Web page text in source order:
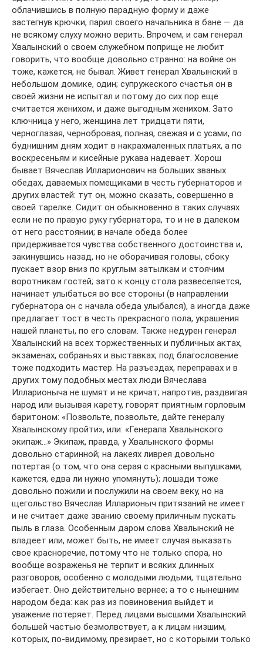
облачившись в полную парадную форму и даже
застегнув крючки, парил своего начальника в бане — да
не всякому слуху можно верить. Впрочем, и сам генерал
Хвалынский о своем служебном поприще не любит
говорить, что вообще довольно странно: на войне он
тоже, кажется, не бывал. Живет генерал Хвалынский в
небольшом домике, один; супружеского счастья он в
своей жизни не испытал и потому до сих пор еще
считается женихом, и даже выгодным женихом. Зато
ключница у него, женщина лет тридцати пяти,
черноглазая, чернобровая, полная, свежая и с усами, по
буднишним дням ходит в накрахмаленных платьях, а по
воскресеньям и кисейные рукава надевает. Хорош
бывает Вячеслав Илларионович на больших званых
обедах, даваемых помещиками в честь губернаторов и
других властей: тут он, можно сказать, совершенно в
своей тарелке. Сидит он обыкновенно в таких случаях
если не по правую руку губернатора, то и не в далеком
от него расстоянии; в начале обеда более
придерживается чувства собственного достоинства и,
закинувшись назад, но не оборачивая головы, сбоку
пускает взор вниз по круглым затылкам и стоячим
воротникам гостей; зато к концу стола развеселяется,
начинает улыбаться во все стороны (в направлении
губернатора он с начала обеда улыбался), а иногда даже
предлагает тост в честь прекрасного пола, украшения
нашей планеты, по его словам. Также недурен генерал
Хвалынский на всех торжественных и публичных актах,
экзаменах, собраньях и выставках; под благословение
тоже подходить мастер. На разъездах, переправах и в
других тому подобных местах люди Вячеслава
Илларионыча не шумят и не кричат; напротив, раздвигая
народ или вызывая карету, говорят приятным горловым
баритоном: «Позвольте, позвольте, дайте генералу
Хвалынскому пройти», или: «Генерала Хвалынского
экипаж…» Экипаж, правда, у Хвалынского формы
довольно старинной; на лакеях ливрея довольно
потертая (о том, что она серая с красными выпушками,
кажется, едва ли нужно упомянуть); лошади тоже
довольно пожили и послужили на своем веку, но на
щегольство Вячеслав Илларионыч притязаний не имеет
и не считает даже званию своему приличным пускать
пыль в глаза. Особенным даром слова Хвалынский не
владеет или, может быть, не имеет случая выказать
свое красноречие, потому что не только спора, но
вообще возраженья не терпит и всяких длинных
разговоров, особенно с молодыми людьми, тщательно
избегает. Оно действительно вернее; а то с нынешним
народом беда: как раз из повиновения выйдет и
уважение потеряет. Перед лицами высшими Хвалынский
большей частью безмолвствует, а к лицам низшим,
которых, по-видимому, презирает, но с которыми только